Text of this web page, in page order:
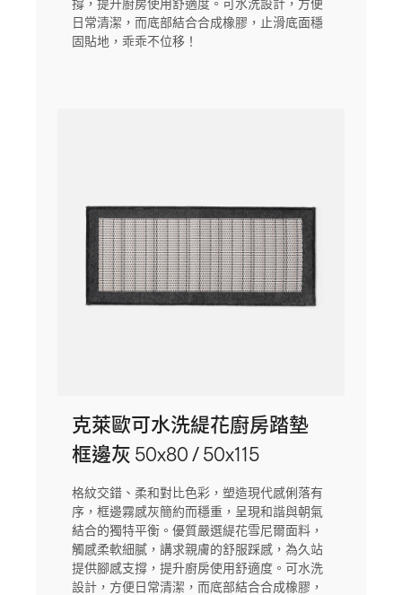
撐，提升廚房使用舒適度。可水洗設計，方便
日常清潔，而底部結合合成橡膠，止滑底面穩
固貼地，乖乖不位移！
克萊歐可水洗緹花廚房踏墊
框邊灰 50x80 / 50x115
格紋交錯、柔和對比色彩，塑造現代感俐落有
序，框邊霧感灰簡約而穩重，呈現和諧與朝氣
結合的獨特平衡。優質嚴選緹花雪尼爾面料，
觸感柔軟細膩，講求親膚的舒服踩感，為久站
提供腳感支撐，提升廚房使用舒適度。可水洗
設計，方便日常清潔，而底部結合合成橡膠，